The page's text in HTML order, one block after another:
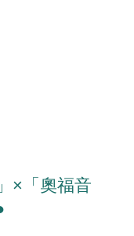
×「奧福音